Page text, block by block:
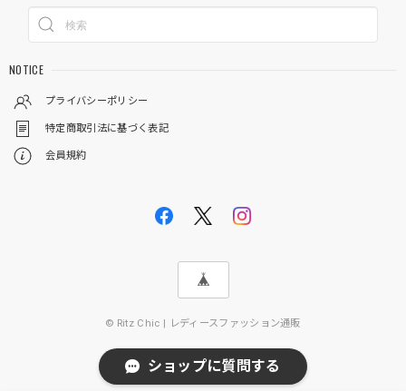
NOTICE
プライバシーポリシー
特定商取引法に基づく表記
会員規約
© Ritz Chic | レディースファッション通販
ショップに質問する